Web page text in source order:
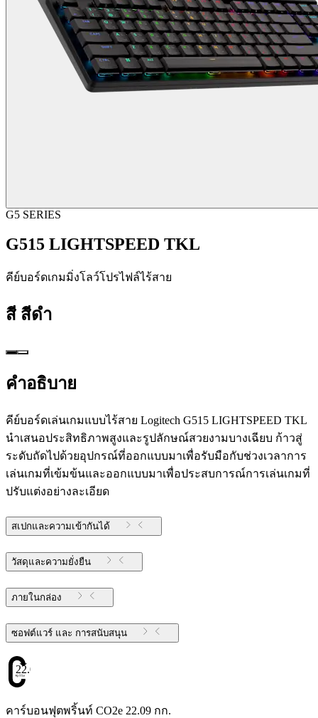
G5 SERIES
G515 LIGHTSPEED TKL
คีย์บอร์ดเกมมิ่งโลว์โปรไฟล์ไร้สาย
สี สีดำ
คำอธิบาย
คีย์บอร์ดเล่นเกมแบบไร้สาย Logitech G515 LIGHTSPEED TKL
นำเสนอประสิทธิภาพสูงและรูปลักษณ์สวยงามบางเฉียบ ก้าวสู่
ระดับถัดไปด้วยอุปกรณ์ที่ออกแบบมาเพื่อรับมือกับช่วงเวลาการ
เล่นเกมที่เข้มข้นและออกแบบมาเพื่อประสบการณ์การเล่นเกมที่
ปรับแต่งอย่างละเอียด
สเปกและความเข้ากันได้
วัสดุและความยั่งยืน
ภายในกล่อง
ซอฟต์แวร์ และ การสนับสนุน
22.09
คาร์บอนฟุตพริ้นท์ CO2e 22.09 กก.